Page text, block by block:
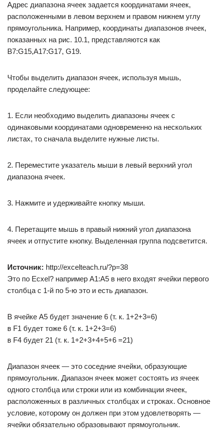
Адрес диапазона ячеек задается координатами ячеек,
расположенными в левом верхнем и правом нижнем углу
прямоугольника. Например, координаты диапазонов ячеек,
показанных на рис. 10.1, представляются как
B7:G15,A17:G17, G19.
Чтобы выделить диапазон ячеек, используя мышь,
проделайте следующее:
1. Если необходимо выделить диапазоны ячеек с
одинаковыми координатами одновременно на нескольких
листах, то сначала выделите нужные листы.
2. Переместите указатель мыши в левый верхний угол
диапазона ячеек.
3. Нажмите и удерживайте кнопку мыши.
4. Перетащите мышь в правый нижний угол диапазона
ячеек и отпустите кнопку. Выделенная группа подсветится.
Источник: http://excelteach.ru/?p=38
Это по Ecxel? например A1:А5 в него входят ячейки первого
столбца с 1-й по 5-ю это и есть диапазон.
В ячейке А5 будет значение 6 (т. к. 1+2+3=6)
в F1 будет тоже 6 (т. к. 1+2+3=6)
в F4 будет 21 (т. к. 1+2+3+4+5+6 =21)
Диапазон ячеек — это соседние ячейки, образующие
прямоугольник. Диапазон ячеек может состоять из ячеек
одного столбца или строки или из комбинации ячеек,
расположенных в различных столбцах и строках. Основное
условие, которому он должен при этом удовлетворять —
ячейки обязательно образовывают прямоугольник.